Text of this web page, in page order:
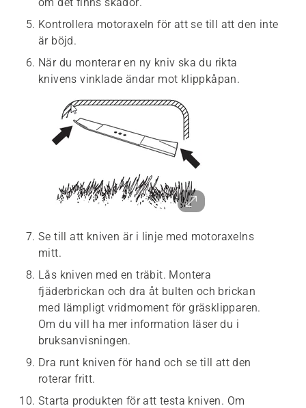
Kontrollera motoraxeln för att se till att den inte
är böjd.
När du monterar en ny kniv ska du rikta
knivens vinklade ändar mot klippkåpan.
Se till att kniven är i linje med motoraxelns
mitt.
Lås kniven med en träbit. Montera
fjäderbrickan och dra åt bulten och brickan
med lämpligt vridmoment för gräsklipparen.
Om du vill ha mer information läser du i
bruksanvisningen.
Dra runt kniven för hand och se till att den
roterar fritt.
Starta produkten för att testa kniven. Om